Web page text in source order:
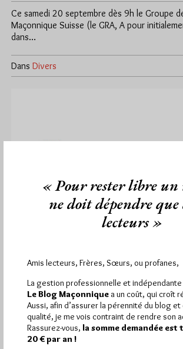
Ce samedi 20 septembre dès 9h le Groupe
Maçonnique Suisse (le GRA, A pour
dans…
Dans Divers
Samedi 20 septembre, les
Groupe de Recherche
Par Géplu
Jeudi 21/08/25
« Pour rester libre un
ne doit dépendre que
lecteurs »
Amis lecteurs, Frères, Sœurs, ou profanes,
La gestion professionnelle et indépendante
Le Blog Maçonnique a un coût, qui croît
Aussi, afin d’assurer la pérennité du blog
qualité, je me vois contraint de rendre son
Rassurez-vous, la somme demandée est
20 € par an !